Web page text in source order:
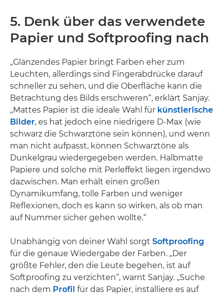
5. Denk über das verwendete
Papier und Softproofing nach
„Glänzendes Papier bringt Farben eher zum
Leuchten, allerdings sind Fingerabdrücke darauf
schneller zu sehen, und die Oberfläche kann die
Betrachtung des Bilds erschweren“, erklärt Sanjay.
„Mattes Papier ist die ideale Wahl für künstlerische
Bilder, es hat jedoch eine niedrigere D-Max (wie
schwarz die Schwarztöne sein können), und wenn
man nicht aufpasst, können Schwarztöne als
Dunkelgrau wiedergegeben werden. Halbmatte
Papiere und solche mit Perleffekt liegen irgendwo
dazwischen. Man erhält einen großen
Dynamikumfang, tolle Farben und weniger
Reflexionen, doch es kann so wirken, als ob man
auf Nummer sicher gehen wollte.“
Unabhängig von deiner Wahl sorgt Softproofing
für die genaue Wiedergabe der Farben. „Der
größte Fehler, den die Leute begehen, ist auf
Softproofing zu verzichten“, warnt Sanjay. „Suche
nach dem Profil für das Papier, installiere es auf